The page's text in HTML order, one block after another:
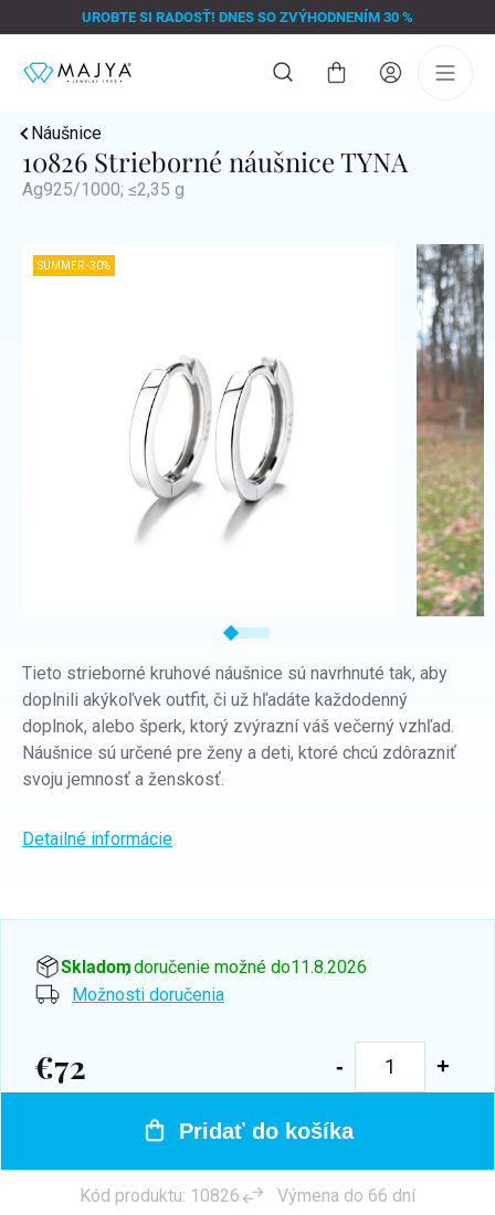
na
UROBTE SI RADOSŤ! DNES SO ZVÝHODNENÍM 30 %
Nákupný
Náušnice
10826 Strieborné náušnice TYNA
Ag925/1000; ≤2,35 g
SUMMER -30%
Tieto strieborné kruhové náušnice sú navrhnuté tak, aby
doplnili akýkoľvek outfit, či už hľadáte každodenný
doplnok, alebo šperk, ktorý zvýrazní váš večerný vzhľad.
Náušnice sú určené pre ženy a deti, ktoré chcú zdôrazniť
svoju jemnosť a ženskosť.
Detailné informácie
Skladom, doručenie možné do11.8.2026
Možnosti doručenia
€72
Jednotková
Pridať do košíka
Kód produktu: 10826 Výmena do 66 dní